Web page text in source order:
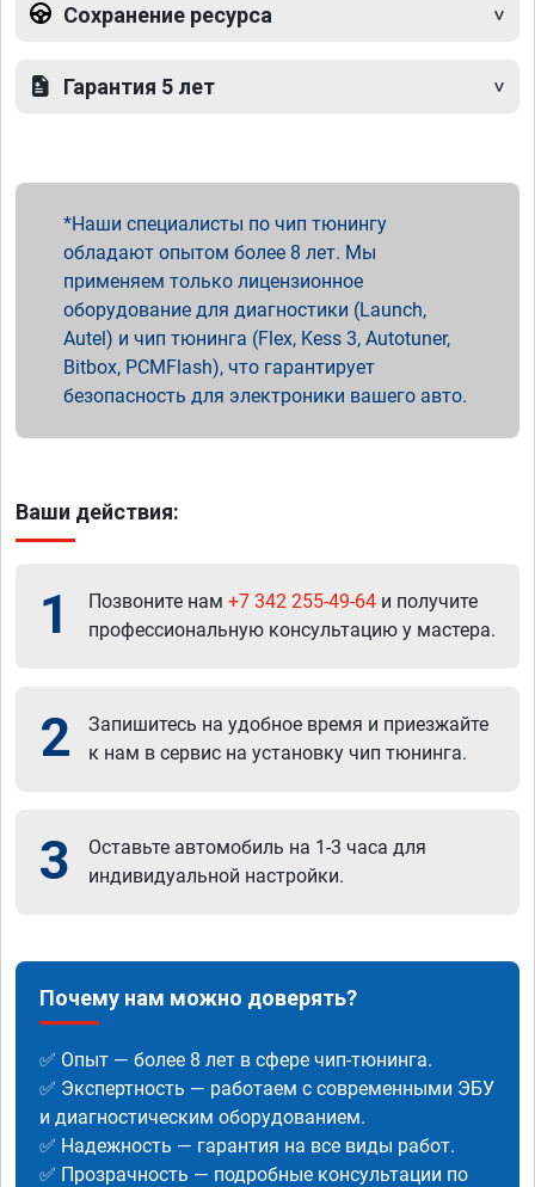
Сохранение ресурса
Гарантия 5 лет
Наши специалисты по чип тюнингу
обладают опытом более 8 лет. Мы
применяем только лицензионное
оборудование для диагностики (Launch,
Autel) и чип тюнинга (Flex, Kess 3, Autotuner,
Bitbox, PCMFlash), что гарантирует
безопасность для электроники вашего авто.
Ваши действия:
1 Позвоните нам +7 342 255-49-64 и получите
профессиональную консультацию у мастера.
2
Запишитесь на удобное время и приезжайте
к нам в сервис на установку чип тюнинга.
3
Оставьте автомобиль на 1-3 часа для
индивидуальной настройки.
Почему нам можно доверять?
✅ Опыт — более 8 лет в сфере чип-тюнинга.
✅ Экспертность — работаем с современными ЭБУ
и диагностическим оборудованием.
✅ Надежность — гарантия на все виды работ.
✅ Прозрачность — подробные консультации по